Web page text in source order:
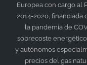
Europea con cargo al
2014-2020, financiada
la pandemia de
sobrecoste
y autónomos
precios del gas